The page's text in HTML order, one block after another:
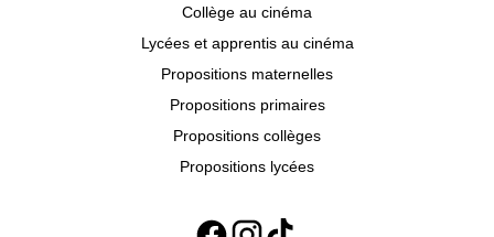
Collège au cinéma
Lycées et apprentis au cinéma
Propositions maternelles
Propositions primaires
Propositions collèges
Propositions lycées